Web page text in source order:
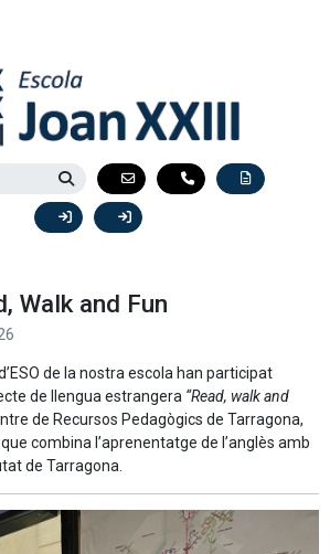
Walk and Fun
de la nostra escola han participat
de llengua estrangera “Read, walk and
de Recursos Pedagògics de Tarragona,
combina l’aprenentatge de l’anglès amb
de Tarragona.